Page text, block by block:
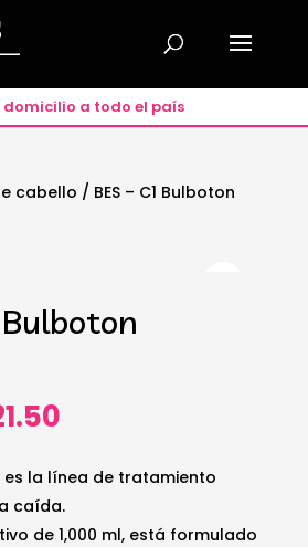
domicilio a todo el país
cabello / BES – C1 Bulboton
Bulboton
El
actual
es:
$21.50.
es la línea de tratamiento
caída.
de 1,000 ml, está formulado